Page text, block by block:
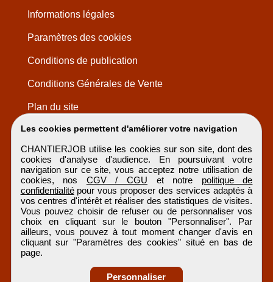
Les cookies permettent d'améliorer votre navigation
CHANTIERJOB utilise les cookies sur son site, dont des
cookies d'analyse d'audience. En poursuivant votre
navigation sur ce site, vous acceptez notre utilisation de
cookies, nos CGV / CGU et notre politique de
confidentialitépour vous proposer des services adaptés à
vos centres d'intérêt et réaliser des statistiques de visites.
Vous pouvez choisir de refuser ou de personnaliser vos
choix en cliquant sur le bouton "Personnaliser". Par
ailleurs, vous pouvez à tout moment changer d'avis en
cliquant sur "Paramètres des cookies" situé en bas de
page.
Personnaliser
Informations légales
Paramètres des cookies
Conditions de publication
Conditions Générales de Vente
Plan du site